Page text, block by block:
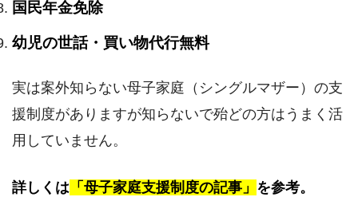
国民年金免除
幼児の世話・買い物代行無料
実は案外知らない母子家庭（シングルマザー）の支
援制度がありますが知らないで殆どの方はうまく活
用していません。
詳しくは 「母子家庭支援制度の記事」 を参考。